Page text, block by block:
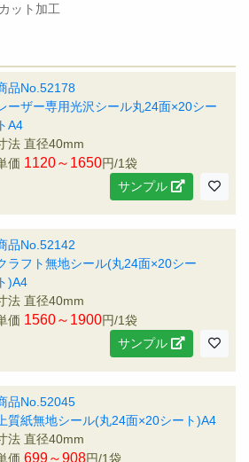
ット加工
品No.52178
ーザー専用光沢シール丸24面×20シー
トA4
法 直径40mm
価 1120～1650円/1袋
サンプル
品No.52142
ラフト無地シール(丸24面×20シー
ト)A4
法 直径40mm
価 1560～1900円/1袋
サンプル
品No.52045
上質紙無地シール(丸24面×20シート)A4
法 直径40mm
価699～908円/1袋